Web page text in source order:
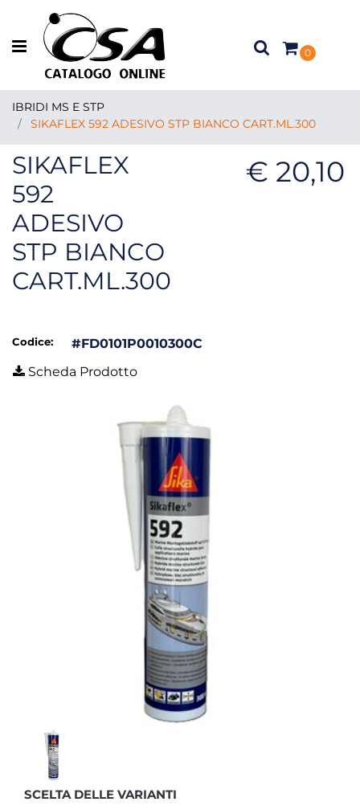
Open menu
0
IBRIDI MS E STP
SIKAFLEX 592 ADESIVO STP BIANCO CART.ML.300
SIKAFLEX
592
ADESIVO
STP BIANCO
CART.ML.300
€ 20,10
Codice:
#FD0101P0010300C
Scheda Prodotto
SCELTA DELLE VARIANTI